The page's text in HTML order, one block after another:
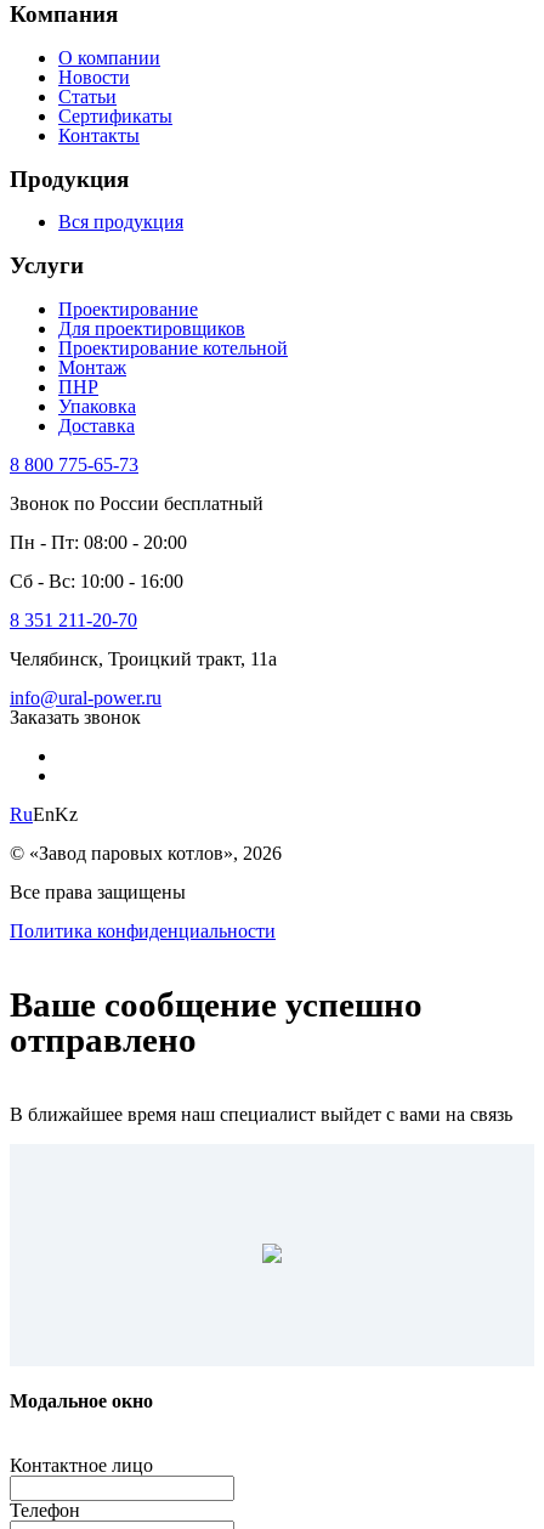
Компания
О компании
Новости
Статьи
Сертификаты
Контакты
Продукция
Вся продукция
Услуги
Проектирование
Для проектировщиков
Проектирование котельной
Монтаж
ПНР
Упаковка
Доставка
8 800 775-65-73
Звонок по России бесплатный
Пн - Пт: 08:00 - 20:00
Сб - Вс: 10:00 - 16:00
8 351 211-20-70
Челябинск, Троицкий тракт, 11а
info@ural-power.ru
Заказать звонок
RuEnKz
© «Завод паровых котлов», 2026
Все права защищены
Политика конфиденциальности
Ваше сообщение успешно
отправлено
В ближайшее время наш специалист выйдет с вами на связь
Модальное окно
Контактное лицо
Телефон